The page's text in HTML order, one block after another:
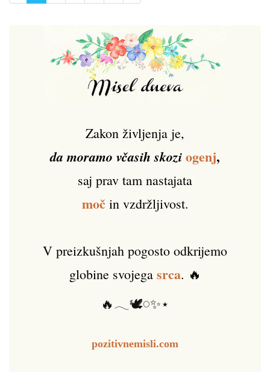
Zakon življenja je,
da moramo včasih skoziogenj,
saj prav tam nastajata
močin vzdržljivost.
V preizkušnjah pogosto odkrijemo
globine svojega srca. 🔥
🔥𓂃🕊️𓏸✨⋆
pozitivnemisli.com